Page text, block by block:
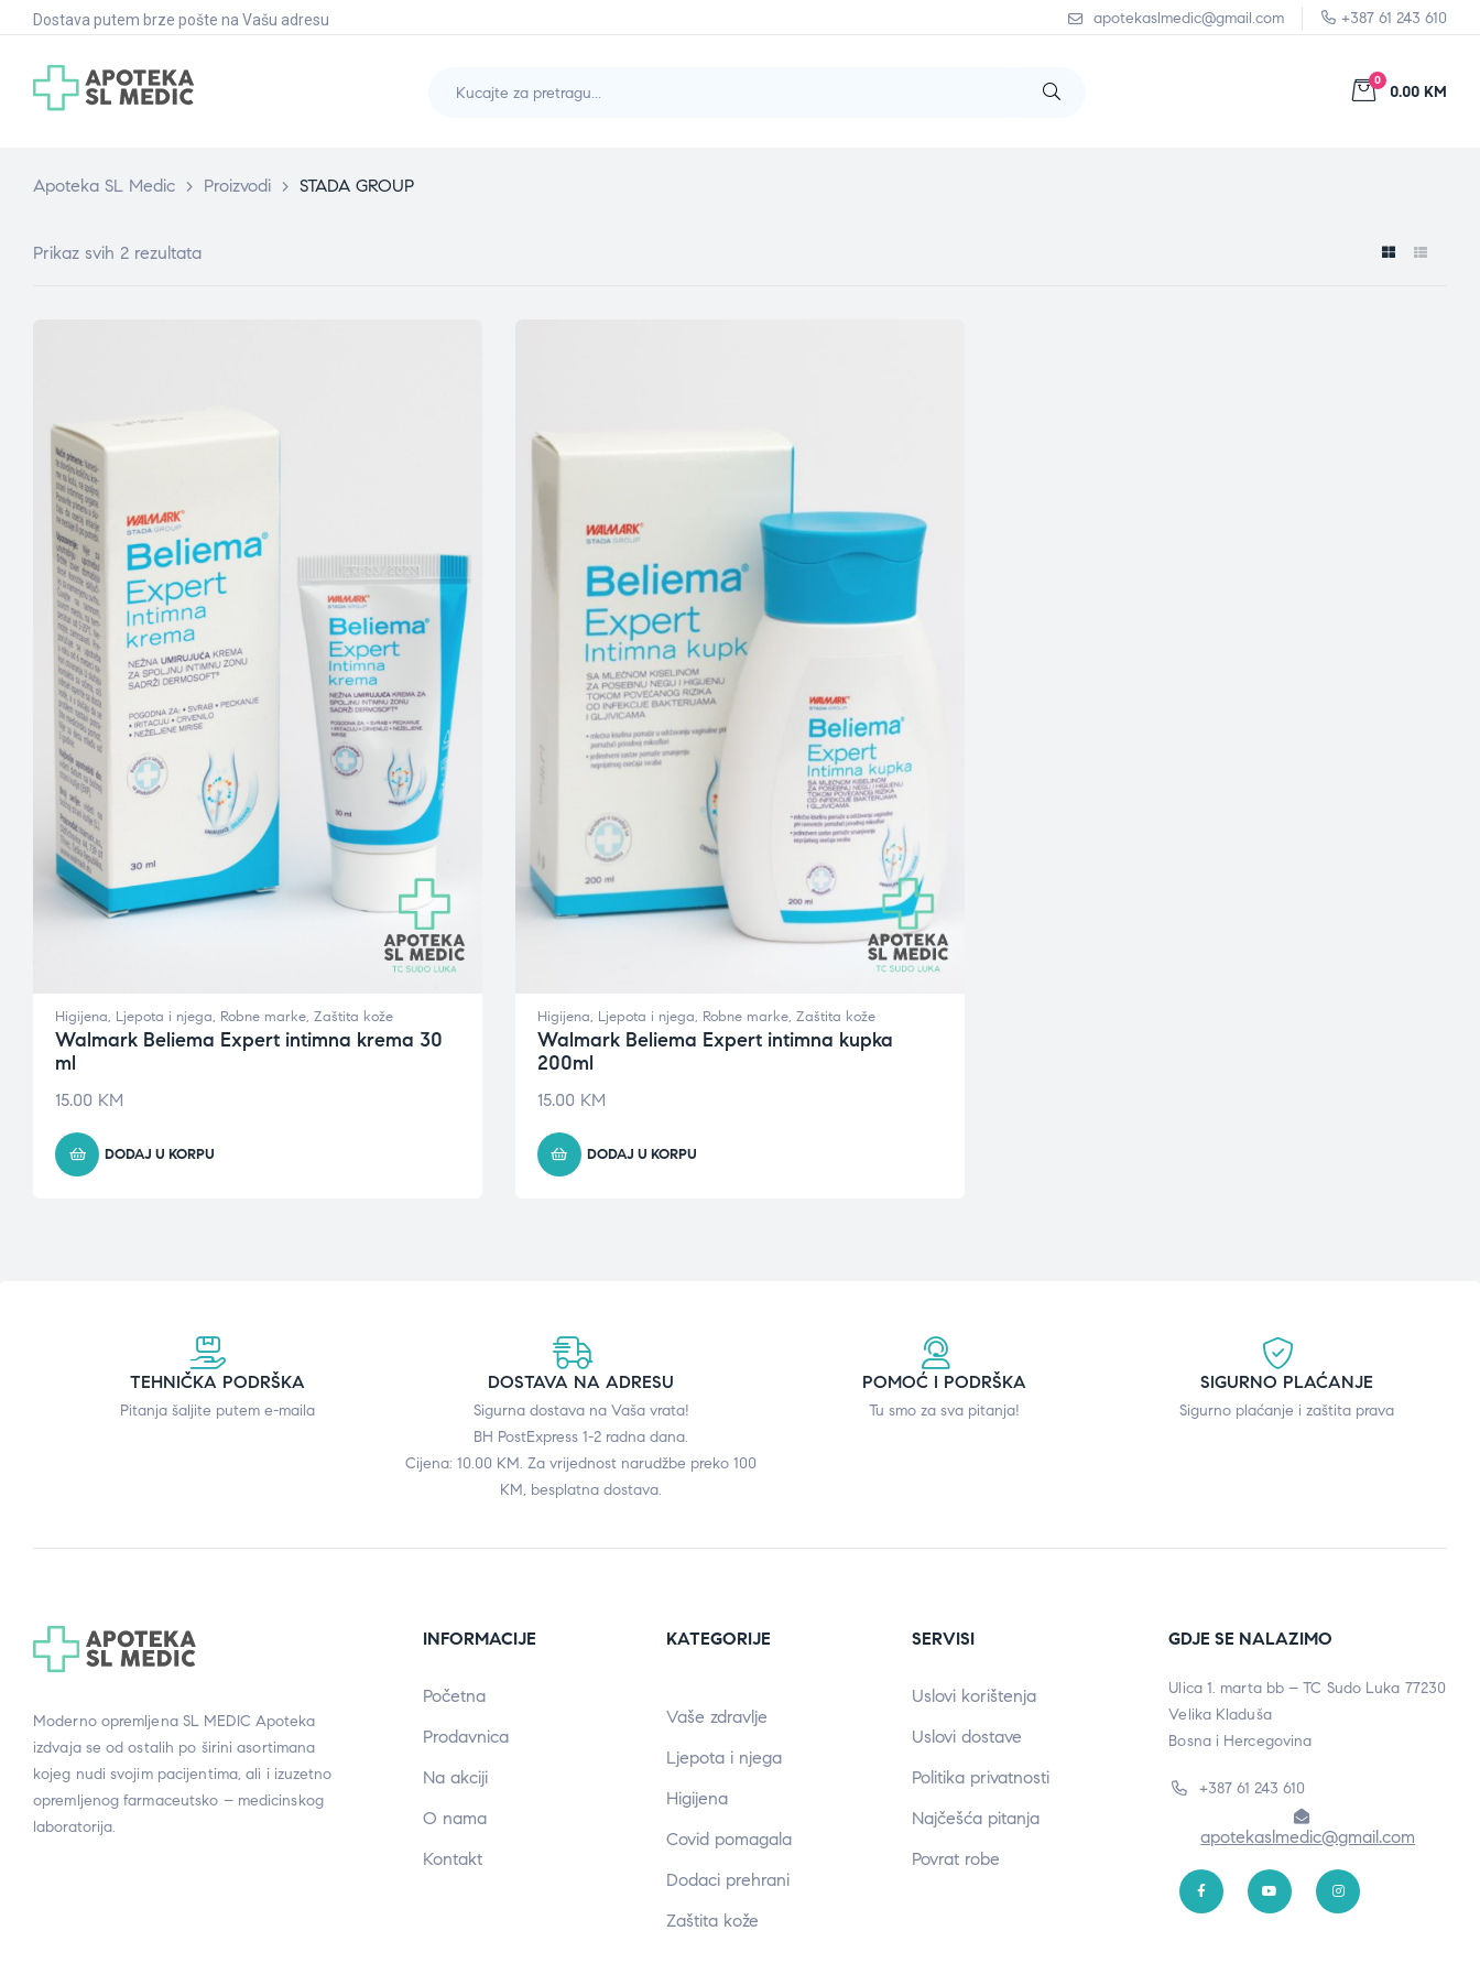
Dostava putem brze pošte na Vašu adresu apotekaslmedic@gmail.com +387 61 243 610
0
0.00 KM
Apoteka SL Medic > Proizvodi > STADA GROUP
Prikaz svih 2 rezultata
Higijena, Ljepota i njega, Robne marke, Zaštita kože
Walmark Beliema Expert intimna krema 30
ml
15.00 KM
DODAJ U KORPU
Higijena, Ljepota i njega, Robne marke, Zaštita kože
Walmark Beliema Expert intimna kupka
200ml
15.00 KM
DODAJ U KORPU
TEHNIČKA PODRŠKA
Pitanja šaljite putem e-maila
DOSTAVA NA ADRESU
Sigurna dostava na Vaša vrata!
BH PostExpress 1-2 radna dana.
Cijena: 10.00 KM. Za vrijednost narudžbe preko 100
KM, besplatna dostava.
POMOĆ I PODRŠKA
Tu smo za sva pitanja!
SIGURNO PLAĆANJE
Sigurno plaćanje i zaštita prava
Moderno opremljena SL MEDIC Apoteka
izdvaja se od ostalih po širini asortimana
kojeg nudi svojim pacijentima, ali i izuzetno
opremljenog farmaceutsko – medicinskog
laboratorija.
INFORMACIJE
Početna
Prodavnica
Na akciji
O nama
Kontakt
KATEGORIJE
Vaše zdravlje
Ljepota i njega
Higijena
Covid pomagala
Dodaci prehrani
Zaštita kože
SERVISI
Uslovi korištenja
Uslovi dostave
Politika privatnosti
Najčešća pitanja
Povrat robe
GDJE SE NALAZIMO
Ulica 1. marta bb – TC Sudo Luka 77230
Velika Kladuša
Bosna i Hercegovina
+387 61 243 610
apotekaslmedic@gmail.com